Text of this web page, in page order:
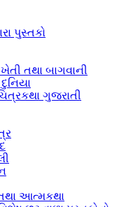
પુસ્તકો
તથા બાગવાની
ગુજરાતી
આત્મકથા